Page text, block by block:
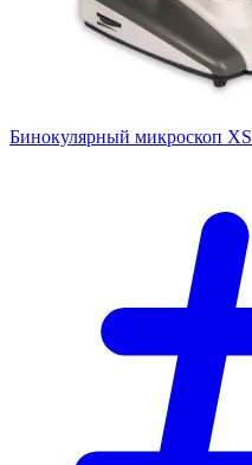
Бинокулярный микроскоп